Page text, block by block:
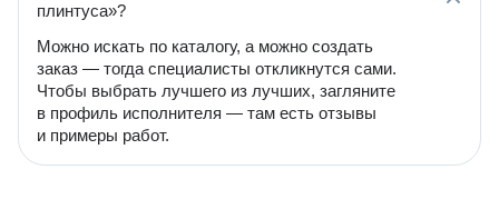
плинтуса»?
Можно искать по каталогу, а можно создать
заказ — тогда специалисты откликнутся сами.
Чтобы выбрать лучшего из лучших, загляните
в профиль исполнителя — там есть отзывы
и примеры работ.